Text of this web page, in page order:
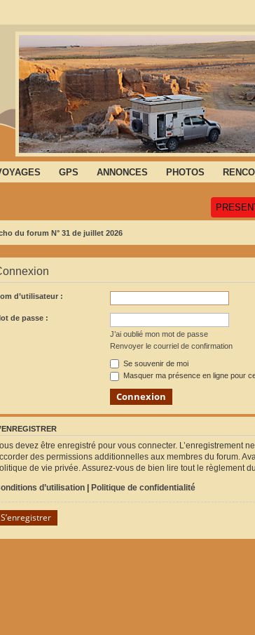
GPS ANNONCES PHOTOS
du forum N° 31 de juillet 2026
d’utilisateur :
de passe :
J’ai oublié mon mot de passe
Renvoyer le courriel de confirmation
Se souvenir de moi
Masquer ma présence en ligne pour
devez être enregistré pour vous connecter. L’enregistrement
des permissions additionnelles aux membres du forum.
de vie privée. Assurez-vous de bien lire tout le règlement
d’utilisation | Politique de confidentialité
S’enregistrer